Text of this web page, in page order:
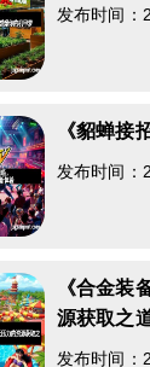
发布时间
《貂蝉接
发布时间
《合金装
源获取之
发布时间